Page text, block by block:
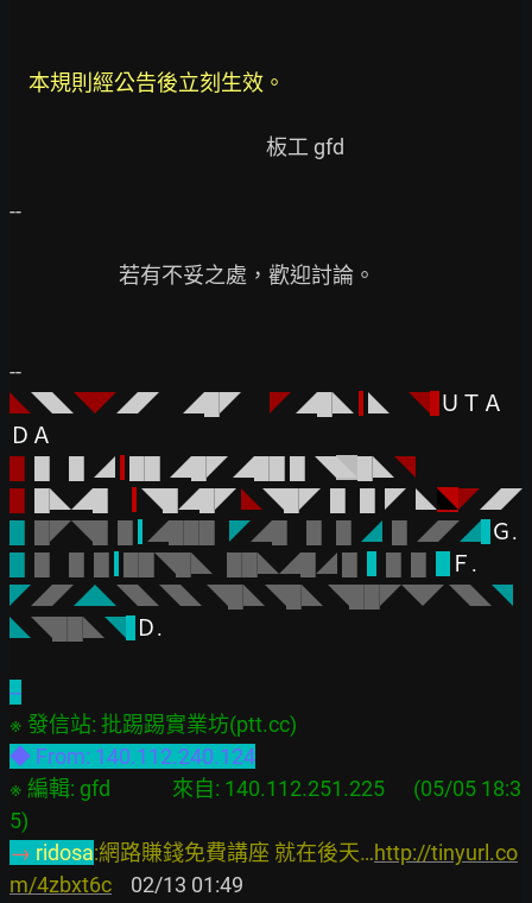
本規則經公告後立刻生效。
--
◣ ◥◣ ◥◤ ◢◤     ◢█◤ ◤ ◢█◣ ◣ ◥
ＵＴＡ
ＤＡ
  █    █  ◢
██  ◢█◤ ◢██ █  ◥ █◣ ◥
  █◣◢█
◥█◢█◤ ◣ ◥█◤  █   █  ◤  ◣ ◣ ◤ ◢◤
█◤◥█ ◢███ ◤ ◢█ ◢ ◢◤ ◢
Ｇ.
██◥█◣ ██◣◢█◢
Ｆ.
◤ ◢◤ ◢◣ ◥◣◥◣ ◥█◣◥█◣ ◥██◤◥◤ ◥◣ ◥
◣ ◥██◣ ◥ Ｄ.
※ 編輯: gfd             來自: 140.112.251.225      (05/05 18:3
→ ridosa:網路賺錢免費講座 就在後天…http://tinyurl.co
m/4zbxt6c